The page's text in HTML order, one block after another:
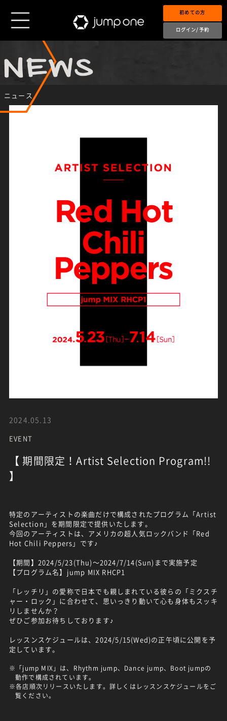
初めての方
ログイン/予約
ニュース
2024.05.13
EVENT
【 期間限定！Artist Selection Program!!
】
特定のアーティストの楽曲だけで構成されたプログラム「Artist
Selection」を期間限定で提供いたします。
今回のアーティストは、アメリカの超人気ロックバンド「Red
Hot Chili Peppers」です♪
【期間】2024/5/23(Thu)～2024/7/14(Sun)まで実施予定
【プログラム名】jump MIX RHCP1
「レッチリ」の愛称で日本でも親しまれている彼らの「ミクスチ
ャー・ロック」に合わせて、思いっきり動いて心も身体もスッキ
リしませんか？
ぜひご参加お待ちしております♪
レッスンスケジュールは、2024/5/15(Wed)の正午頃に公開を予
定しています。
※「jump MIX」は、Rhythm jump、Dance jump、Boot jumpの
動作で構成されています。
※各店順次リリースいたします。詳しくはレッスンスケジュールをご
覧ください。